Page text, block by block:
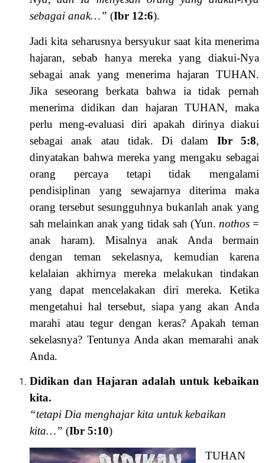
sebagai anak…” (Ibr 12:6).
Jadi kita seharusnya bersyukur saat kita menerima
hajaran, sebab hanya mereka yang diakui-Nya
sebagai anak yang menerima hajaran TUHAN.
Jika seseorang berkata bahwa ia tidak pernah
menerima didikan dan hajaran TUHAN, maka
perlu meng-evaluasi diri apakah dirinya diakui
sebagai anak atau tidak. Di dalam Ibr 5:8,
dinyatakan bahwa mereka yang mengaku sebagai
orang percaya tetapi tidak mengalami
pendisiplinan yang sewajarnya diterima maka
orang tersebut sesungguhnya bukanlah anak yang
sah melainkan anak yang tidak sah (Yun. nothos=
anak haram). Misalnya anak Anda bermain
dengan teman sekelasnya, kemudian karena
kelalaian akhirnya mereka melakukan tindakan
yang dapat mencelakakan diri mereka. Ketika
mengetahui hal tersebut, siapa yang akan Anda
marahi atau tegur dengan keras? Apakah teman
sekelasnya? Tentunya Anda akan memarahi anak
Anda.
Didikan dan Hajaran adalah untuk kebaikan
kita.
“tetapi Dia menghajar kita untuk kebaikan
kita…” (Ibr 5:10)
TUHAN